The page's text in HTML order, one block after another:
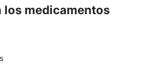
los medicamentos